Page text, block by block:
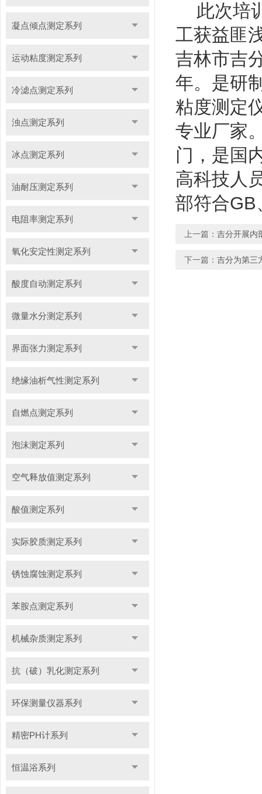
凝点倾点测定系列
运动粘度测定系列
冷滤点测定系列
浊点测定系列
冰点测定系列
油耐压测定系列
电阻率测定系列
氧化安定性测定系列
酸度自动测定系列
微量水分测定系列
界面张力测定系列
绝缘油析气性测定系列
自燃点测定系列
泡沫测定系列
空气释放值测定系列
酸值测定系列
实际胶质测定系列
锈蚀腐蚀测定系列
苯胺点测定系列
机械杂质测定系列
抗（破）乳化测定系列
环保测量仪器系列
精密PH计系列
恒温浴系列
此次培
工获益匪
吉林市吉
年。是研
粘度测定
专业厂家
门，是国
高科技人
部符合GB
上一篇： 吉分开展内
下一篇： 吉分为第三